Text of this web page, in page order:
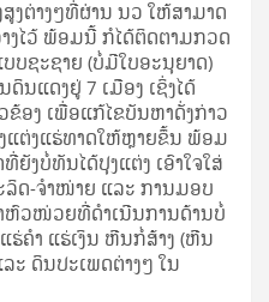
ງຕ່າງໆທີ່ຜ່ານ ນວ ໃຫ້ສາມາດ
ງໄວ້ ພ້ອມນີ້ ກໍໄດ້ຕິດຕາມກວດ
ບຊະຊາຍ (ບໍ່ມີໃບອະນຸຍາດ)
ນແດງຢູ່ 7 ເມືອງ ເຊິ່ງໄດ້
ອງ ເພື່ອແກ້ໄຂບັນຫາດັ່ງກ່າວ
ແຕ່ງແຮ່ທາດໃຫ້ຫຼາຍຂຶ້ນ ພ້ອມ
ງບໍ່ທັນໄດ້ປຸງແຕ່ງ ເອົາໃຈໃສ່
ລິດ-ຈຳໜ່າຍ ແລະ ການມອບ
ຫົວໜ່ວຍທີ່ດໍາເນີນການດ້ານບໍ່
ຄຳ ແຮ່ເງິນ ຫີນກໍ່ສ້າງ (ຫີນ
ດິນປະເພດຕ່າງໆ ໃນ